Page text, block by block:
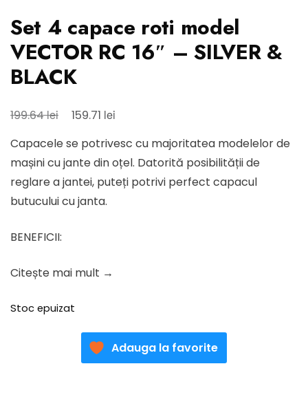
Set 4 capace roti model
VECTOR RC 16″ – SILVER &
BLACK
199.64lei
Prețul
a
fost:
199.64 lei.
159.71 lei
este:
159.71 lei.
Capacele se potrivesc cu majoritatea modelelor de
mașini cu jante din oțel. Datorită posibilității de
reglare a jantei, puteți potrivi perfect capacul
butucului cu janta.
BENEFICII:
Citește mai mult →
Stoc epuizat
Adauga la favorite